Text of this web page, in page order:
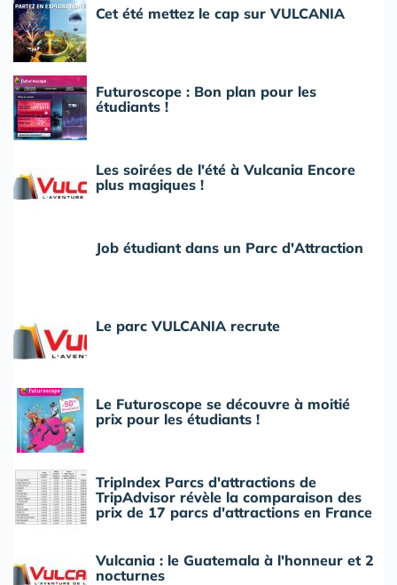
Cet été mettez le cap sur VULCANIA
Futuroscope : Bon plan pour les
étudiants !
Les soirées de l'été à Vulcania Encore
plus magiques !
Job étudiant dans un Parc d'Attraction
Le parc VULCANIA recrute
Le Futuroscope se découvre à moitié
prix pour les étudiants !
TripIndex Parcs d'attractions de
TripAdvisor révèle la comparaison des
prix de 17 parcs d'attractions en France
Vulcania : le Guatemala à l'honneur et 2
nocturnes